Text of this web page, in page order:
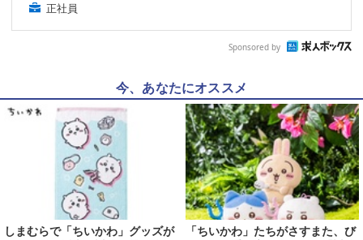
正社員
Sponsored by
今、あなたにオススメ
しまむらで「ちいかわ」グッズが
「ちいかわ」たちがさすまた、び